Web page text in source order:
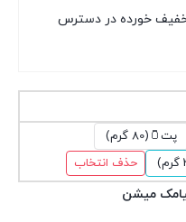
خورده در دسترس
پت🫙(80 گرم)
حذف انتخاب
میشن